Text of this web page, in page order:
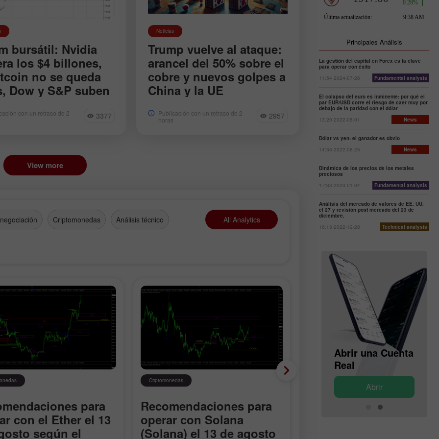
bursátil: Nvidia
los $4 billones,
no se queda
Dow y S&P suben
suben: el Dow Jones
0,43 %, el S&P 500 un 0,27
con un retraso de 2
3377
Noticias
Trump vuelve al ataque:
arancel del 50% sobre el
cobre y nuevos golpes a
China y la UE
Trump anunció aranceles del 50%
sobre la importación de cobre,
Publicación con un retraso de 2
horas
2957
View more
Criptomonedas Análisis técnico All Analytics
para
con el Ether el 13
según el
Criptomonedas
Recomendaciones para
operar con Solana
(Solana) el 13 de agosto
Criptomonedas
Recomendaciones para
Principales Análisis
La gestión del capital en Forex es la clave
para operar con éxito
11:54 2024-07-26
Fundamental analysis
El colapso del euro es inminente: por qué el
par EUR/USD corre el riesgo de caer muy por
debajo de la paridad con el dólar
13:20 2022-08-01
News
Dólar vs yen: el ganador es obvio
14:35 2022-08-25
News
Dinámica de los precios de los metales
preciosos
17:33 2023-01-04
Fundamental analysis
Análisis del mercado de valores de EE. UU.
el 27 y revisión post mercado del 23 de
diciembre.
16:13 2022-12-28
Technical analysis
Abrir una Cuenta
de Demostración
Abrir una Cuenta
Real
Abrir
Abrir una Cuenta
de Demostración
Abrir una Cuenta
Real
Abrir